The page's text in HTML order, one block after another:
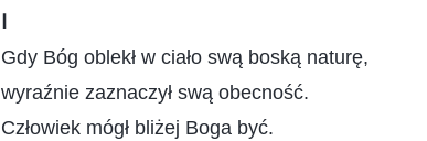
Gdy Bóg oblekł w ciało swą boską naturę,
wyraźnie zaznaczył swą obecność.
Człowiek mógł bliżej Boga być.